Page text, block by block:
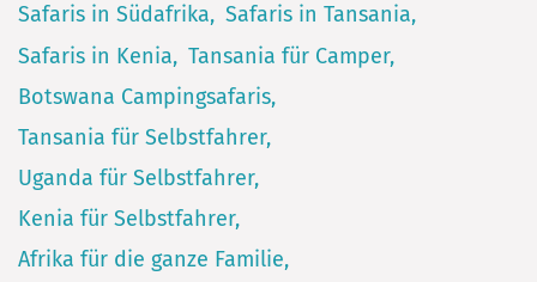
Safaris in Südafrika
Safaris in Tansania
Safaris in Kenia
Tansania für Camper
Botswana Campingsafaris
Tansania für Selbstfahrer
Uganda für Selbstfahrer
Kenia für Selbstfahrer
Afrika für die ganze Familie